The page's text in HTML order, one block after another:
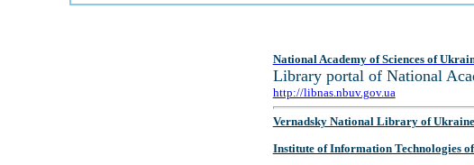
National Academy of Sciences of
Library portal of National
http://libnas.nbuv.gov.ua
Vernadsky National Library of
Institute of Information Technologies